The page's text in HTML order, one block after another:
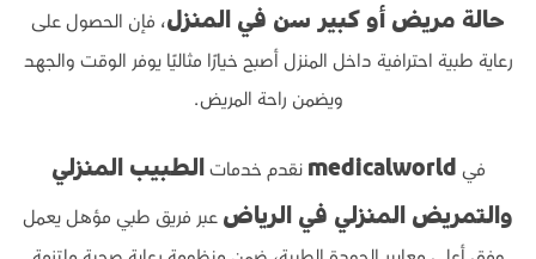
حالة مريض أو كبير سن في المنزل، فإن الحصول على
رعاية طبية احترافية داخل المنزل أصبح خيارًا مثاليًا يوفر الوقت والجهد
ويضمن راحة المريض.
في medicalworld نقدم خدمات الطبيب المنزلي
والتمريض المنزلي في الرياض عبر فريق طبي مؤهل يعمل